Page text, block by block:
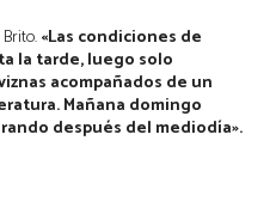
«Las condiciones de
la tarde, luego solo
acompañados de un
Mañana domingo
después del mediodía».